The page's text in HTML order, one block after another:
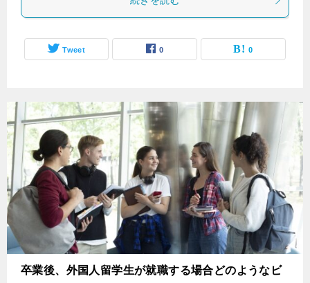
Tweet 0 0
卒業後、外国人留学生が就職する場合どのようなビ